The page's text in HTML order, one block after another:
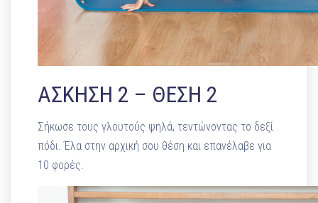
ΑΣΚΗΣΗ 2 – ΘΕΣΗ 2
Σήκωσε τους γλουτούς ψηλά, τεντώνοντας το δεξί
πόδι. Έλα στην αρχική σου θέση και επανέλαβε για
10 φορές.